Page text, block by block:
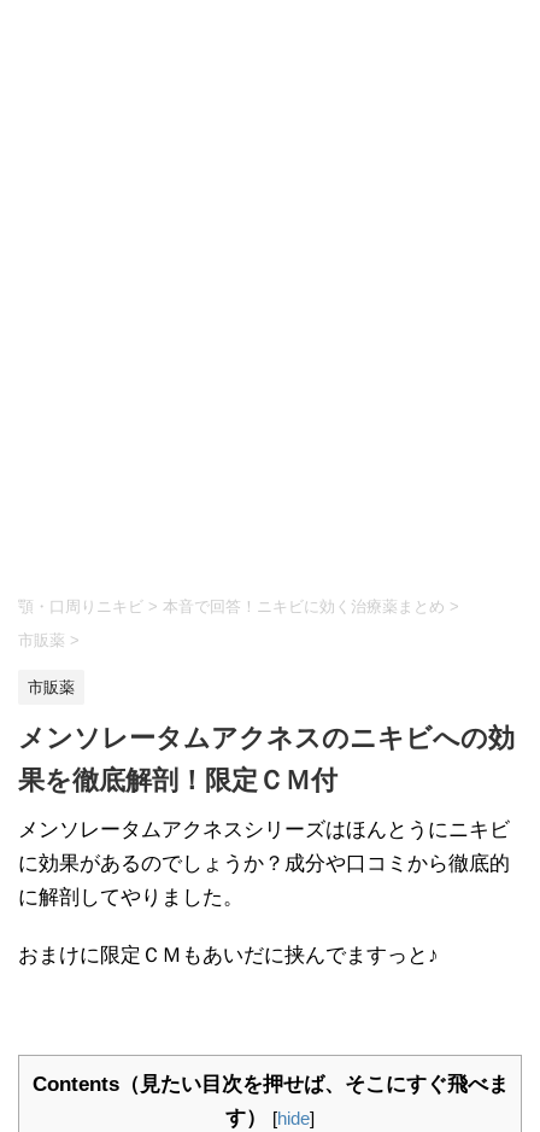
顎・口周りニキビ > 本音で回答！ニキビに効く治療薬まとめ >
市販薬 >
市販薬
メンソレータムアクネスのニキビへの効
果を徹底解剖！限定ＣＭ付
メンソレータムアクネスシリーズはほんとうにニキビ
に効果があるのでしょうか？成分や口コミから徹底的
に解剖してやりました。
おまけに限定ＣＭもあいだに挟んでますっと♪
Contents（見たい目次を押せば、そこにすぐ飛べま
す）
[hide]